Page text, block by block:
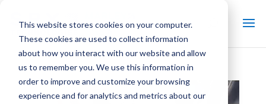
This website stores cookies on your computer.
These cookies are used to collect information
about how you interact with our website and allow
us to remember you. We use this information in
order to improve and customize your browsing
experience and for analytics and metrics about our